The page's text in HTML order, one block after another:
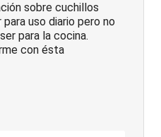
sobre cuchillos
uso diario pero no
para la cocina.
con ésta